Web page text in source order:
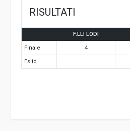
RISULTATI
F.LLI LODI
Finale 4
Esito